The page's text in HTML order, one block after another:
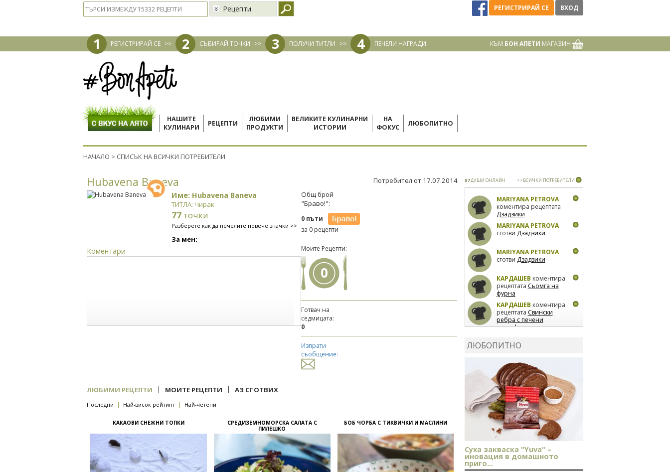
Рецепти РЕГИСТРИРАЙ СЕ ВХОД
1 РЕГИСТРИРАЙ СЕ >> 2 СЪБИРАЙ ТОЧКИ >> 3 ПОЛУЧИ ТИТЛИ >> 4 ПЕЧЕЛИ НАГРАДИ КЪМ БОН АПЕТИ МАГАЗИН
НАШИТЕ
КУЛИНАРИ
РЕЦЕПТИ
ЛЮБИМИ
ПРОДУКТИ
ВЕЛИКИТЕ КУЛИНАРНИ
ИСТОРИИ
НА
ФОКУС
ЛЮБОПИТНО
НАЧАЛО > СПИСЪК НА ВСИЧКИ ПОТРЕБИТЕЛИ
Hubavena Baneva Потребител от 17.07.2014
Име: Hubavena Baneva
ТИТЛА: Чирак
77 точки
Разберете как да печелите повече значки >>
За мен:
Коментари
Общ брой
"Браво!":
0 пъти
за 0 рецепти
Моите Рецепти:
0
Готвач на
седмицата:
0
Изпрати
съобщение:
ЛЮБИМИ РЕЦЕПТИ | МОИТЕ РЕЦЕПТИ | АЗ СГОТВИХ
Последни | Най-висок рейтинг | Най-четени
КАКАОВИ СНЕЖНИ ТОПКИ
СРЕДИЗЕМНОМОРСКА САЛАТА С
ПИЛЕШКО
БОБ ЧОРБА С ТИКВИЧКИ И МАСЛИНИ
87ДУШИ ОНЛАЙН >>ВСИЧКИ ПОТРЕБИТЕЛИ
MARIYANA PETROVA
коментира рецептата
Дзадзики
MARIYANA PETROVA
сготви Дзадзики
MARIYANA PETROVA
сготви Дзадзики
КАРДАШЕВ коментира
рецептата Сьомга на
фурна
КАРДАШЕВ коментира
рецептата Свински
ребра с печени
картофи
лимон
коментира рецептата
Киноа със зеленчуци
ЛЮБОПИТНО
Суха закваска "Yuva" –
иновация в домашното
приго...